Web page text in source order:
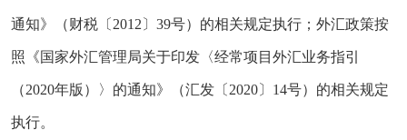
通知》（财税〔2012〕39号）的相关规定执行；外汇政策按
照《国家外汇管理局关于印发〈经常项目外汇业务指引
（2020年版）〉的通知》（汇发〔2020〕14号）的相关规定
执行。